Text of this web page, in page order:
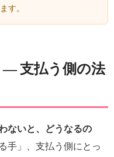
す。
― 支払う側の法
ないと、どうなるの
手」、支払う側にとっ